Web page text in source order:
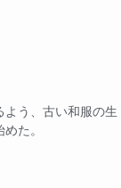
う、古い和服の生
た。